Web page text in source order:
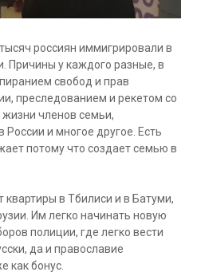
россиян иммигрировали в
Причины у каждого разные, в
свобод и прав
преследованием и рекетом со
жизни членов семьи,
и многое другое. Есть
потому что создает семью в
в Тбилиси и в Батуми,
Им легко начинать новую
полиции, где легко вести
да и православие
как бонус.